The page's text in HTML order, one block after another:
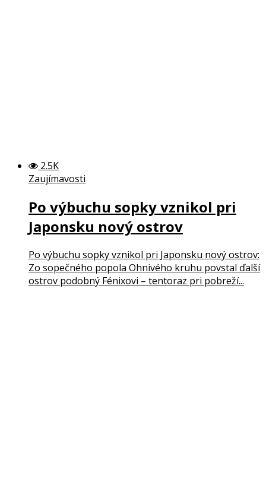
2.5K
Zaujímavosti
Po výbuchu sopky vznikol pri
Japonsku nový ostrov
Po výbuchu sopky vznikol pri Japonsku nový ostrov:
Zo sopečného popola Ohnivého kruhu povstal ďalší
ostrov podobný Fénixovi – tentoraz pri pobreží...